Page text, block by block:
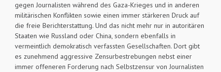
gegen Journalisten während des Gaza-Krieges und in anderen
militärischen Konflikten sowie einen immer stärkeren Druck auf
die freie Berichterstattung. Und das nicht mehr nur in autoritären
Staaten wie Russland oder China, sondern ebenfalls in
vermeintlich demokratisch verfassten Gesellschaften. Dort gibt
es zunehmend aggressive Zensurbestrebungen nebst einer
immer offeneren Forderung nach Selbstzensur von Journalisten